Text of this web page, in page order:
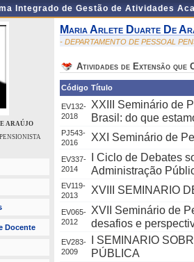
Integrado de Gestão de Atividades
ARAÚJO
Docente
Maria Arlete Duarte De
- DEPARTAMENTO DE PESSOAL
Atividades de Extensão que
Código Título
EV132-
2018
XXIII Seminário de
Brasil: do que
PJ543-
2016
XXI Seminário de
EV337-
2014
I Ciclo de Debates
Administração
EV119-
2013
XVIII SEMINARIO
EV065-
2012
XVII Seminário de
desafios e
EV283-
2009
I SEMINARIO
PÚBLICA